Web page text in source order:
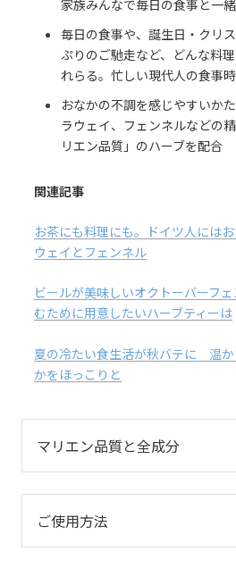
家族みんなで毎日の食事と一
毎日の食事や、誕生日・クリ
ぷりのご馳走など、どんな料
れらる。忙しい現代人の食事
おなかの不調を感じやすいか
ラウェイ、フェンネルなどの
リエン品質」のハーブを配合
関連記事
お茶にも料理にも。ドイツ人には
ウェイとフェンネル
ビールが美味しいオクトーバーフ
むために用意したいハーブティーは
夏の冷たい食生活が秋バテに 温か
かをほっこりと
マリエン品質と全成分
ご使用方法